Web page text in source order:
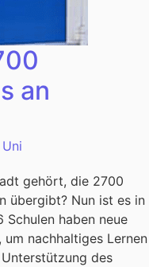
an
gehört, die 2700
übergibt? Nun ist es in
haben neue
nachhaltiges Lernen
des